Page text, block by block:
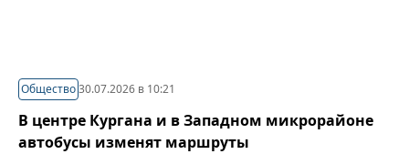
Общество30.07.2026 в 10:21
В центре Кургана и в Западном микрорайоне
автобусы изменят маршруты